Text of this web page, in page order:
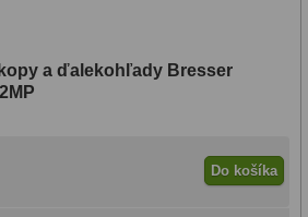
a ďalekohľady Bresser
Do košíka